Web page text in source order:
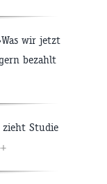
wir jetzt
bezahlt
zieht Studie